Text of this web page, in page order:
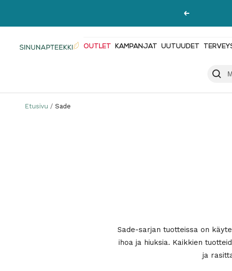
Edellinen
Sinunapteekki.fi OUTLET KAMPANJAT UUTUUDET
Etusivu Sade
Sade-sarjan tuotteissa on
ihoa ja hiuksia. Kaikkien
ja